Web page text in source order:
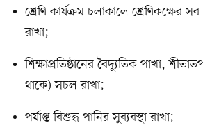
শ্রেণি কার্যক্রম চলাকালে শ্রেণিকক্ষের
রাখা;
শিক্ষাপ্রতিষ্ঠানের বৈদ্যুতিক পাখা,
থাকে) সচল রাখা;
পর্যাপ্ত বিশুদ্ধ পানির সুব্যবস্থা রাখা;